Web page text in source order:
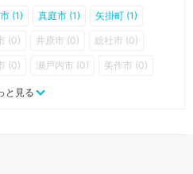
(1) 真庭市 (1) 矢掛町 (1)
(0) 井原市 (0) 総社市 (0)
(0) 瀬戸内市 (0) 美作市 (0)
(0) 里庄町 (0)
と見る